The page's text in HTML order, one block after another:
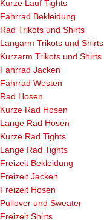
Kurze Lauf Tights
Fahrrad Bekleidung
Rad Trikots und Shirts
Langarm Trikots und Shirts
Kurzarm Trikots und Shirts
Fahrrad Jacken
Fahrrad Westen
Rad Hosen
Kurze Rad Hosen
Lange Rad Hosen
Kurze Rad Tights
Lange Rad Tights
Freizeit Bekleidung
Freizeit Jacken
Freizeit Hosen
Pullover und Sweater
Freizeit Shirts